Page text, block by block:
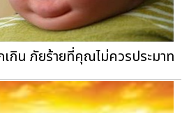
กิน ภัยร้ายที่คุณไม่ควรประมาท